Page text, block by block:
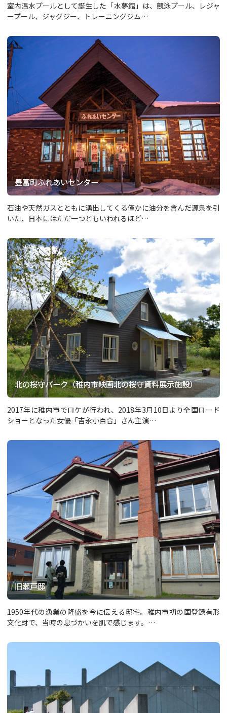
室内温水プールとして誕生した「水夢館」は、競泳プール、レジャ
ープール、ジャグジー、トレーニングジム…
豊富町ふれあいセンター
石油や天然ガスとともに湧出してくる僅かに油分を含んだ源泉を引
いた、日本にはただ一つともいわれるほど…
北の桜守パーク（稚内市映画北の桜守資料展示施設）
2017年に稚内市でロケが行われ、2018年3月10日より全国ロード
ショーとなった女優「吉永小百合」さん主演…
旧瀬戸邸
1950年代の漁業の隆盛を今に伝える邸宅。稚内市初の国登録有形
文化財で、当時の息づかいを肌で感じます。…